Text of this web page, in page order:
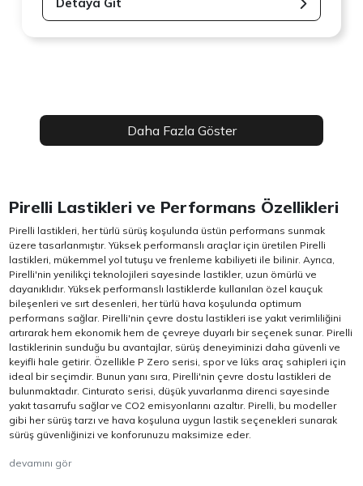
Daha Fazla Göster
Pirelli Lastikleri ve Performans Özellikleri
Pirelli lastikleri, her türlü sürüş koşulunda üstün performans sunmak
üzere tasarlanmıştır. Yüksek performanslı araçlar için üretilen Pirelli
lastikleri, mükemmel yol tutuşu ve frenleme kabiliyeti ile bilinir. Ayrıca,
Pirelli'nin yenilikçi teknolojileri sayesinde lastikler, uzun ömürlü ve
dayanıklıdır. Yüksek performanslı lastiklerde kullanılan özel kauçuk
bileşenleri ve sırt desenleri, her türlü hava koşulunda optimum
performans sağlar. Pirelli'nin çevre dostu lastikleri ise yakıt verimliliğini
artırarak hem ekonomik hem de çevreye duyarlı bir seçenek sunar. Pirelli
lastiklerinin sunduğu bu avantajlar, sürüş deneyiminizi daha güvenli ve
keyifli hale getirir. Özellikle P Zero serisi, spor ve lüks araç sahipleri için
ideal bir seçimdir. Bunun yanı sıra, Pirelli'nin çevre dostu lastikleri de
bulunmaktadır. Cinturato serisi, düşük yuvarlanma direnci sayesinde
yakıt tasarrufu sağlar ve CO2 emisyonlarını azaltır. Pirelli, bu modeller
gibi her sürüş tarzı ve hava koşuluna uygun lastik seçenekleri sunarak
sürüş güvenliğinizi ve konforunuzu maksimize eder.
devamını gör